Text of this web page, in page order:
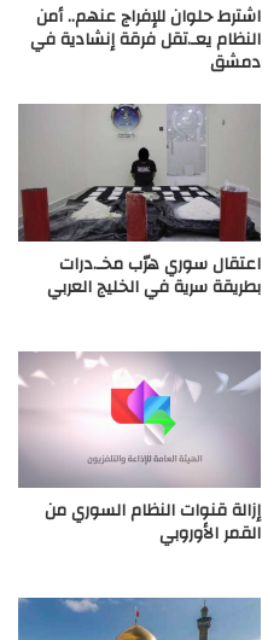
اشترط حلوان للإفراج عنهم.. أمن
النظام يعـ.تقل فرقة إنشادية في
دمشق
اعتقال سوري هرّب مخـ.درات
بطريقة سرية في الخليج العربي
إزالة قنوات النظام السوري من
القمر الأوروبي